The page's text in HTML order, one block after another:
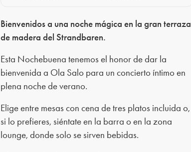
Bienvenidos a una noche mágica en la gran terraza
de madera del Strandbaren.
Esta Nochebuena tenemos el honor de dar la
bienvenida a Ola Salo para un concierto íntimo en
plena noche de verano.
Elige entre mesas con cena de tres platos incluida o,
si lo prefieres, siéntate en la barra o en la zona
lounge, donde solo se sirven bebidas.